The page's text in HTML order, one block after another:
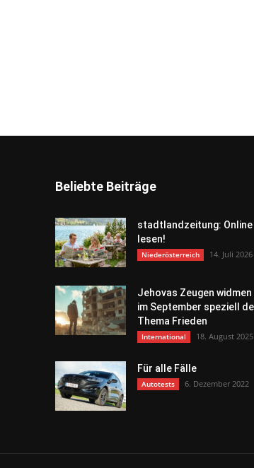
Beliebte Beiträge
stadtlandzeitung:
lesen!
Niederösterreich 14. Juli 2026
Jehovas Zeugen widmen
im September speziell
Thema Frieden
International 18. August 2025
Für alle Fälle
Autotests 6. Dezember 2022